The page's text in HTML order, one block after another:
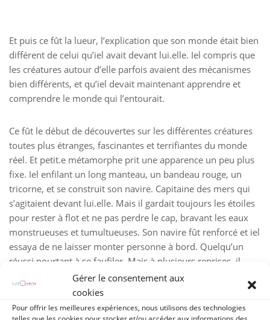
Gérer le consentement aux
cookies
Pour offrir les meilleures expériences, nous utilisons des technologies
Et puis ce fût la lueur, l’explication que son monde était bien
différent de celui qu’iel avait devant lui.elle. Iel compris que
les créatures autour d’elle parfois avaient des mécanismes
bien différents, et qu’iel devait maintenant apprendre et
comprendre le monde qui l’entourait.
Ce fût le début de découvertes sur les différentes créatures
toutes plus étranges, fascinantes et terrifiantes du monde
réel. Et petit.e métamorphe prit une apparence un peu plus
fixe. Iel enfilant un long manteau, un bandeau rouge, un
tricorne, et se construit son navire. Capitaine des mers qui
s’agitaient devant lui.elle. Mais il gardait toujours les étoiles
pour rester à flot et ne pas perdre le cap, bravant les eaux
monstrueuses et tumultueuses. Son navire fût renforcé et iel
essaya de ne laisser monter personne à bord. Quelqu’un
réussi pourtant à se faufiler. Mais à plusieurs reprises, il
perfora la coque du bateau à plusieurs endroits. Et petit à
petit le bateau commençait à couler. Il laissa la coque
abimée, et notre petit.e métamorphe qui tentait